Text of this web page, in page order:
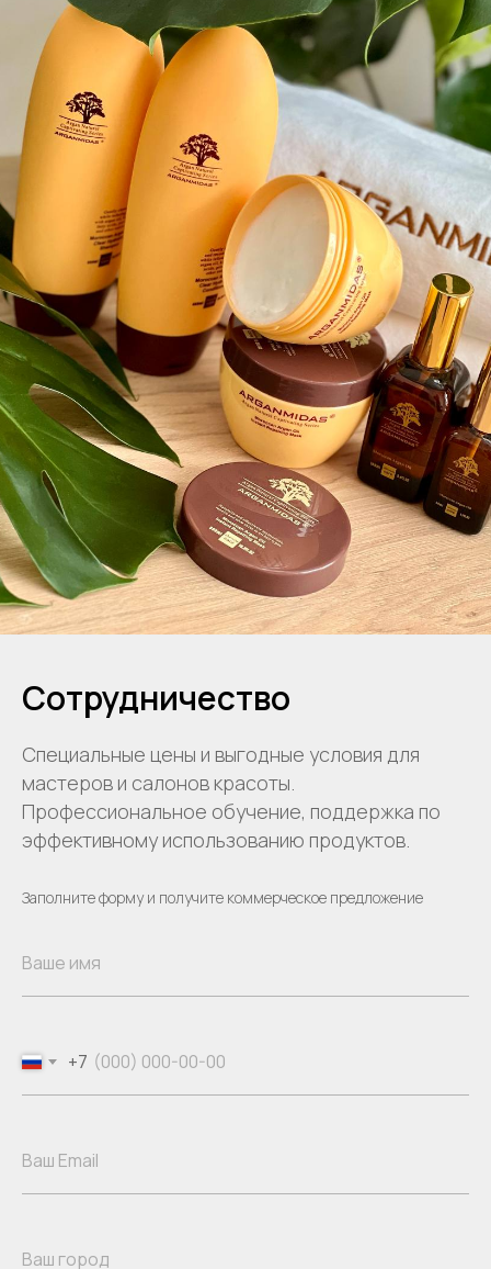
Сотрудничество
Специальные цены и выгодные условия для
мастеров и салонов красоты.
Профессиональное обучение, поддержка по
эффективному использованию продуктов.
Заполните форму и получите коммерческое предложение
+7